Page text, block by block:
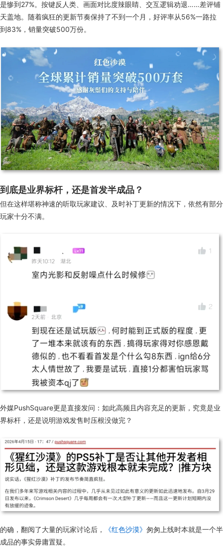
是惨到27%。按键反人类、画面对比度辣眼睛、交互逻辑劝退……差评铺
天盖地。 随着疯狂的更新节奏保持了不到一个月，好评率从56%一路拉
到83%，销量突破500万份。
到底是业界标杆，还是首发半成品？
但在这样堪称神速的听取玩家建议 及时补丁更新的情况下 ， 依然有部分
玩家十分不满。
外媒PushSquare更是直接发问：如此高频且内容充足的更新，究竟是业
界标杆，还是说明游戏发售时压根没做完？
的确 ， 翻阅了大量的玩家讨论后 ， 《红色沙漠》 匆匆 上线时本就是一个半
成品的事实毋庸置疑。